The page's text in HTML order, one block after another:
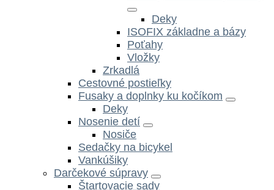
Deky
ISOFIX základne a bázy
Poťahy
Vložky
Zrkadlá
Cestovné postieľky
Fusaky a doplnky ku kočíkom
Deky
Nosenie detí
Nosiče
Sedačky na bicykel
Vankúšiky
Darčekové súpravy
Štartovacie sady